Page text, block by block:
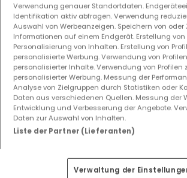
Haus
Dippach
1.390.000 €
6 265 m²
Haus
Dahlem
Verwendung genauer Standortdaten.
Identifikation aktiv abfragen. Verwendung
Auswahl von Werbeanzeigen. Speichern von
Informationen auf einem Endgerät. Erstellung von
Personalisierung von Inhalten. Erstellung von
personalisierte Werbung. Verwendung von
personalisierter Inhalte. Verwendung von Profilen
personalisierter Werbung. Messung der
Analyse von Zielgruppen durch Statistiken oder
Daten aus verschiedenen Quellen. Messung der
Entwicklung und Verbesserung der Angebote.
Daten zur Auswahl von Inhalten.
Liste der Partner (Lieferanten)
Verwaltung der